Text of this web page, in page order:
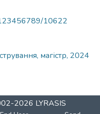
123456789/10622
магістр, 2024
2026 LYRASIS